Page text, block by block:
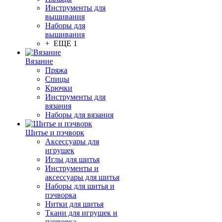
Инструменты для
вышивания
Наборы для
вышивания
+ ЕЩЕ 1
Вязание
Пряжа
Спицы
Крючки
Инструменты для
вязания
Наборы для вязания
Шитье и пэчворк
Аксессуары для
игрушек
Иглы для шитья
Инструменты и
аксессуары для шитья
Наборы для шитья и
пэчворка
Нитки для шитья
Ткани для игрушек и